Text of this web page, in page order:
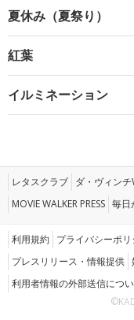
夏休み（夏祭り）
紅葉
イルミネーション
レタスクラブ ダ・ヴィン
MOVIE WALKER PRESS 毎日
利用規約 プライバシーポリ
プレスリリース・情報提供
利用者情報の外部送信につ